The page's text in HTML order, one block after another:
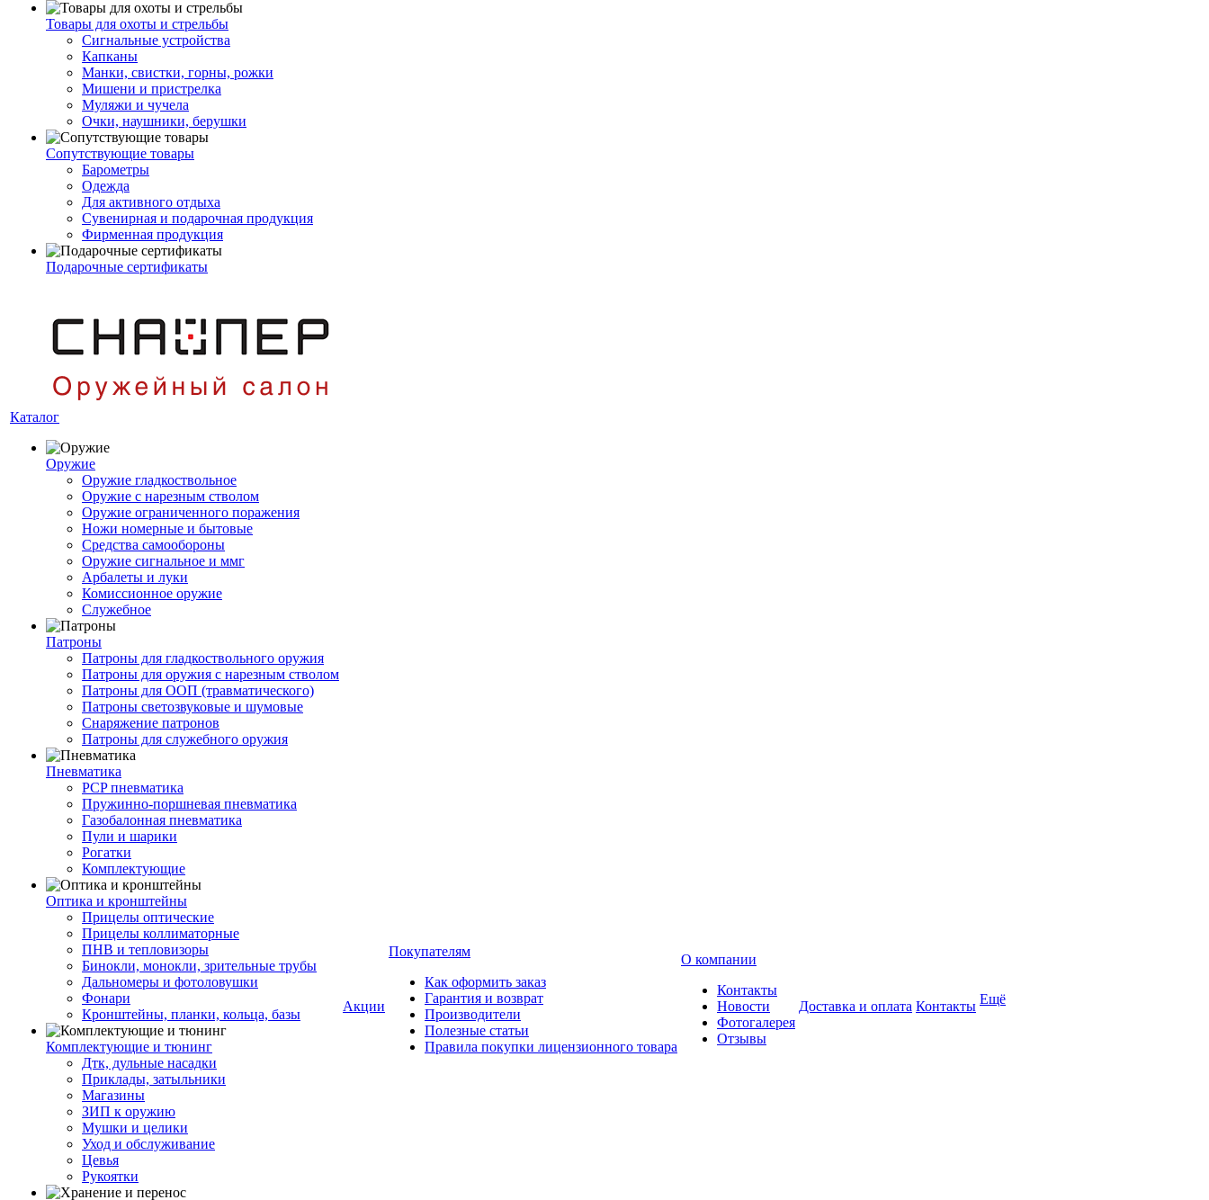
Товары для охоты и стрельбы
Сигнальные устройства
Капканы
Манки, свистки, горны, рожки
Мишени и пристрелка
Муляжи и чучела
Очки, наушники, берушки
Сопутствующие товары
Барометры
Одежда
Для активного отдыха
Сувенирная и подарочная продукция
Фирменная продукция
Подарочные сертификаты
Каталог
Оружие
Оружие гладкоствольное
Оружие с нарезным стволом
Оружие ограниченного поражения
Ножи номерные и бытовые
Средства самообороны
Оружие сигнальное и ммг
Арбалеты и луки
Комиссионное оружие
Служебное
Патроны
Патроны для гладкоствольного оружия
Патроны для оружия с нарезным стволом
Патроны для ООП (травматического)
Патроны светозвуковые и шумовые
Снаряжение патронов
Патроны для служебного оружия
Пневматика
PCP пневматика
Пружинно-поршневая пневматика
Газобалонная пневматика
Пули и шарики
Рогатки
Комплектующие
Оптика и кронштейны
Прицелы оптические
Прицелы коллиматорные
ПНВ и тепловизоры
Бинокли, монокли, зрительные трубы
Дальномеры и фотоловушки
Фонари
Кронштейны, планки, кольца, базы
Комплектующие и тюнинг
Дтк, дульные насадки
Приклады, затыльники
Магазины
ЗИП к оружию
Мушки и целики
Уход и обслуживание
Цевья
Рукоятки
Акции
Покупателям
Как оформить заказ
Гарантия и возврат
Производители
Полезные статьи
Правила покупки лицензионного товара
О компании
Контакты
Новости
Фотогалерея
Отзывы
Доставка и оплата Контакты Ещё